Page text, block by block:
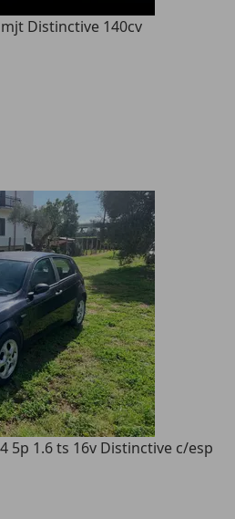
Distinctive 140cv
5p 1.6 ts 16v Distinctive c/esp